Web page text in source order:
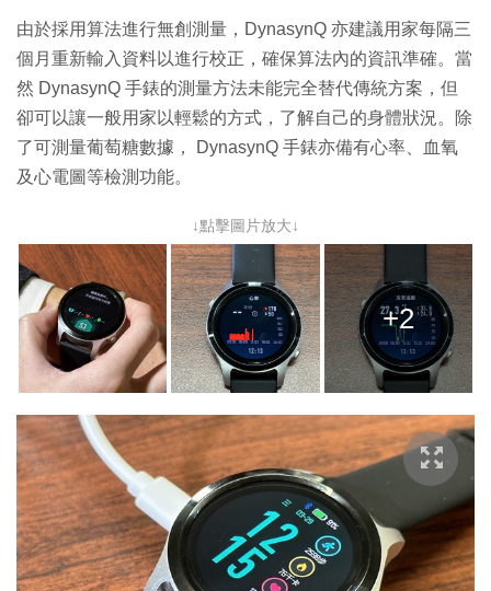
由於採用算法進行無創測量，DynasynQ 亦建議用家每隔三
個月重新輸入資料以進行校正，確保算法內的資訊準確。當
然 DynasynQ 手錶的測量方法未能完全替代傳統方案，但
卻可以讓一般用家以輕鬆的方式，了解自己的身體狀況。除
了可測量葡萄糖數據， DynasynQ 手錶亦備有心率、血氧
及心電圖等檢測功能。
↓點擊圖片放大↓
+2